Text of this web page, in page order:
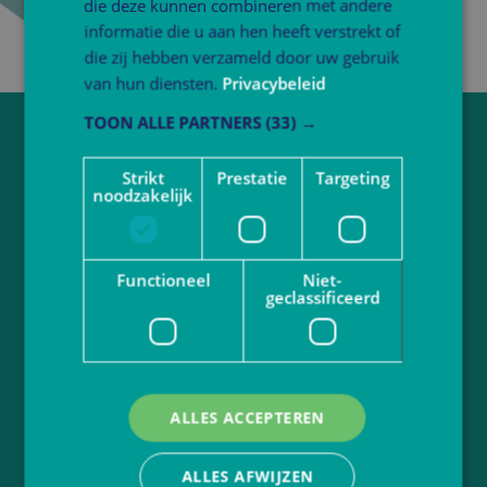
Vragen over werken bij Atlant?
Neem contact op via sollicitatie@atlantbo.nl
Bekijk actuele vacatures
atlantbasisonderwijs.nl
die deze kunnen combineren met andere
informatie die u aan hen heeft verstrekt of
die zij hebben verzameld door uw gebruik
van hun diensten. Privacybeleid
TOON ALLE PARTNERS(33) →
Strikt
noodzakelijk
Prestatie Targeting
Functioneel
Niet-
geclassificeerd
ALLES ACCEPTEREN
ALLES AFWIJZEN